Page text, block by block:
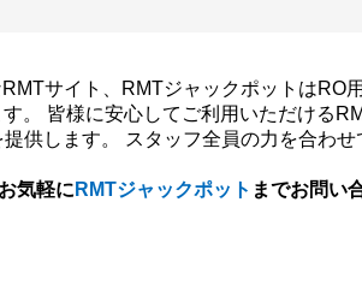
サイト、RMTジャックポットはRO
。 皆様に安心してご利用いただける
供します。 スタッフ全員の力を合わ
気軽に RMTジャックポット までお問い